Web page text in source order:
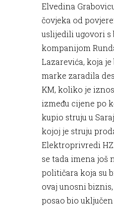
Elvedina
čovjeka od
uslijedili ugovori s
kompanijom
Lazarevića, koja je
marke zaradila
KM, koliko je
između cijene po
kupio struju u
kojoj je struju
Elektroprivredi
se tada imena još
političara koja su
ovaj unosni
posao bio